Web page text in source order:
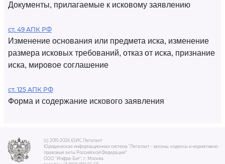
Документы, прилагаемые к исковому заявлению
ст. 49 АПК РФ
Изменение основания или предмета иска, изменение
размера исковых требований, отказ от иска, признание
иска, мировое соглашение
ст. 125 АПК РФ
Форма и содержание искового заявления
(c) 2015-2026 ЮИС Легалакт
Юридическая информационная система "Легалакт - законы, кодексы и нормативно-
правовые акты Российской Федерации"
ООО "Инфра-Бит", г. Москва.